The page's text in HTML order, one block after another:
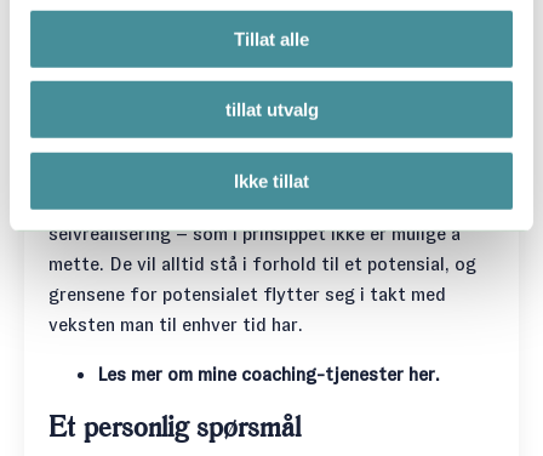
Tillat alle
tillat utvalg
Ikke tillat
utforsket. Det er med skam hun melder at
familielivet ikke er nok for henne. At rammene blir
for trange til at hun får utfolde seg helt. Det basale
behovet for kjærlighet og tilhørighet er dekket.
Ifølge Maslow er det bare de to øverste behovene i
selvrealisering – som i prinsippet ikke er mulige å
mette. De vil alltid stå i forhold til et potensial, og
grensene for potensialet flytter seg i takt med
veksten man til enhver tid har.
Les mer om mine coaching-tjenester her.
Et personlig spørsmål